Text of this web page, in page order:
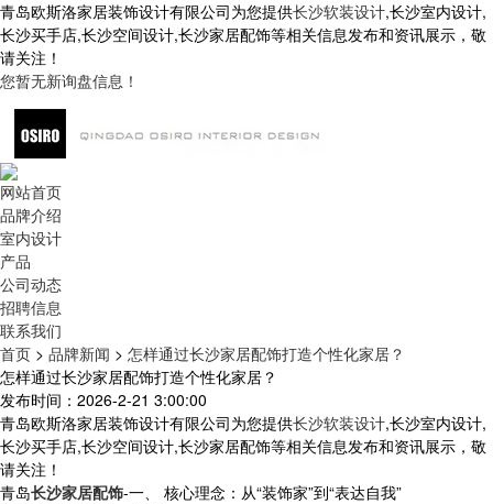
青岛欧斯洛家居装饰设计有限公司为您提供长沙软装设计,长沙室内设计,
长沙买手店,长沙空间设计,长沙家居配饰等相关信息发布和资讯展示，敬
请关注！
您暂无新询盘信息！
网站首页
品牌介绍
室内设计
产品
公司动态
招聘信息
联系我们
首页 > 品牌新闻 > 怎样通过长沙家居配饰打造个性化家居？
怎样通过长沙家居配饰打造个性化家居？
发布时间：2026-2-21 3:00:00
青岛欧斯洛家居装饰设计有限公司为您提供长沙软装设计,长沙室内设计,
长沙买手店,长沙空间设计,长沙家居配饰等相关信息发布和资讯展示，敬
请关注！
青岛长沙家居配饰-一、 核心理念：从“装饰家”到“表达自我”